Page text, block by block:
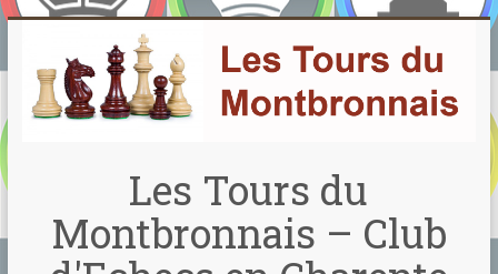
Skip
content
Les Tours du
Montbronnais – Club